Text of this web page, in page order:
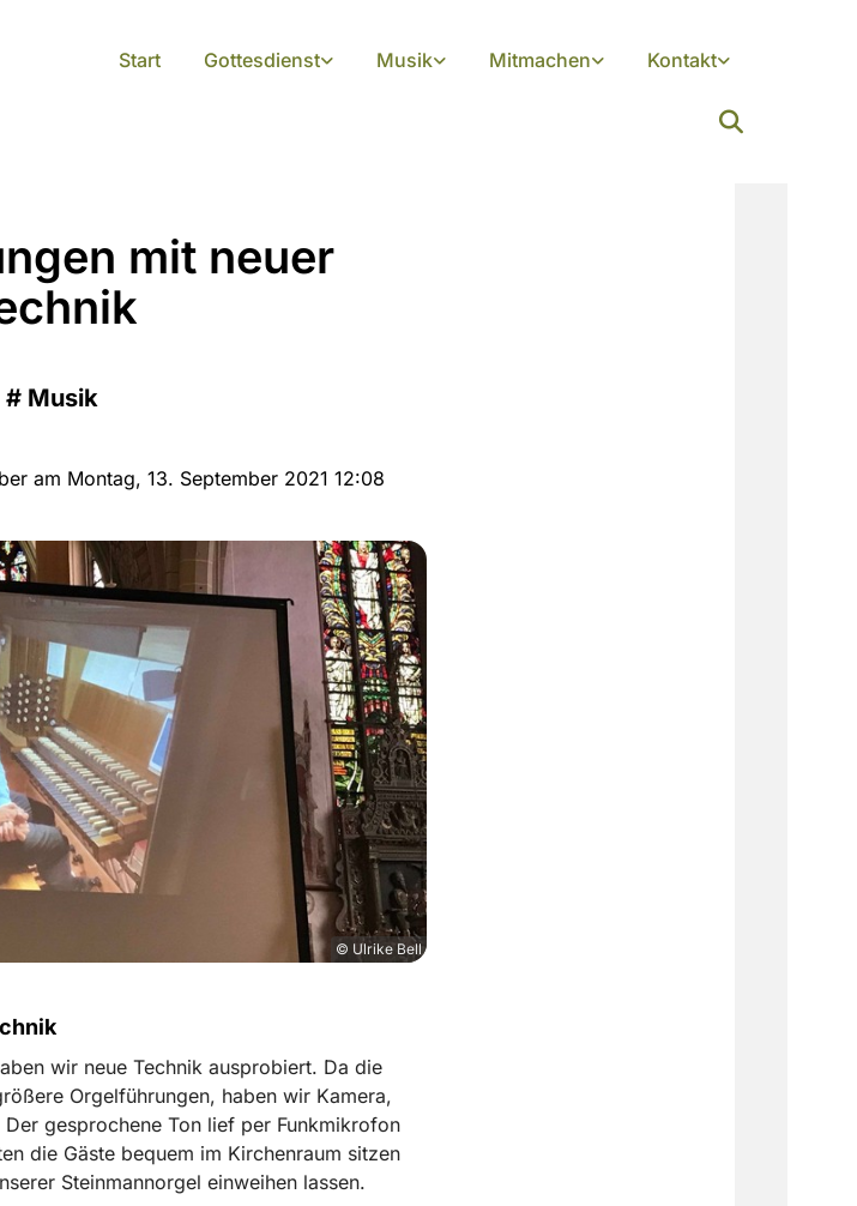
Start Gottesdienst Musik Mitmachen Kontakt
mit neuer
# Musik
am Montag, 13. September 2021 12:08
© Ulrike Bell
wir neue Technik ausprobiert. Da die
Orgelführungen, haben wir Kamera,
gesprochene Ton lief per Funkmikrofon
die Gäste bequem im Kirchenraum sitzen
Steinmannorgel einweihen lassen.